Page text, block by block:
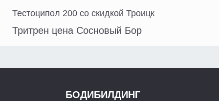
Тестоципол 200 со скидкой Троицк
Тритрен цена Сосновый Бор
БОДИБИЛДИНГ